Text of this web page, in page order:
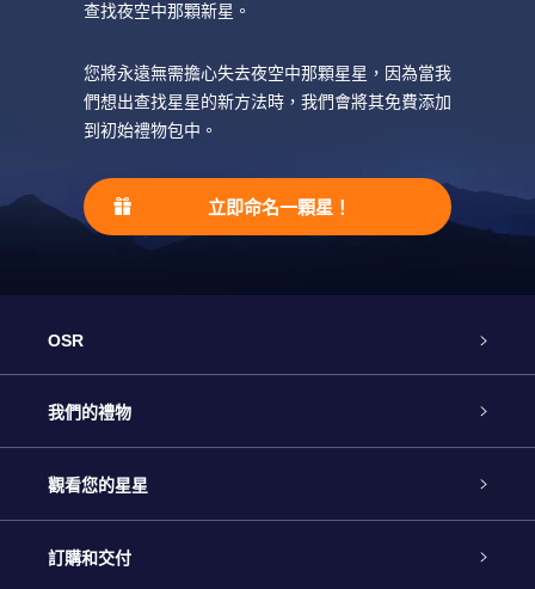
AppStore (iOS) Play Store (安卓)
查找夜空中那顆新星。
您將永遠無需擔心失去夜空中那顆星星，因為當我
們想出查找星星的新方法時，我們會將其免費添加
到初始禮物包中。
立即命名一顆星！
OSR
客戶服務
聯繫我們
博客
我們的禮物
Online Star禮物
OSR禮物包
觀看您的星星
星星注册
訂購和交付